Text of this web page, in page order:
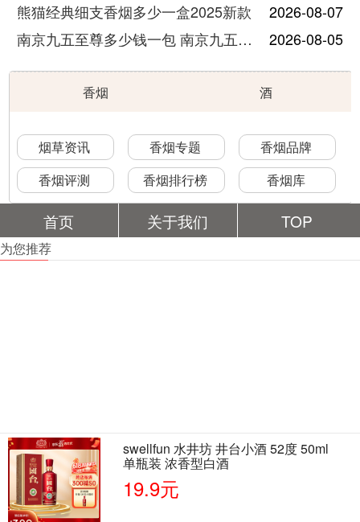
熊猫经典细支香烟多少一盒2025新款
2026-08-07
南京九五至尊多少钱一包 南京九五至尊价格及图片
2026-08-05
香烟 酒
烟草资讯 香烟专题
香烟品牌
香烟评测
香烟排行榜 香烟库
首页 关于我们 TOP
为您推荐
swellfun 水井坊 井台小酒 52度 50ml
单瓶装 浓香型白酒
19.9元